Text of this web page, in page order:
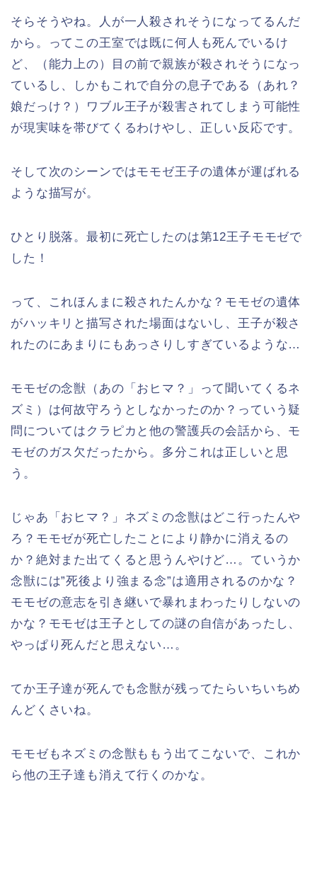
そらそうやね。人が一人殺されそうになってるんだ
から。ってこの王室では既に何人も死んでいるけ
ど、（能力上の）目の前で親族が殺されそうになっ
ているし、しかもこれで自分の息子である（あれ？
娘だっけ？）ワブル王子が殺害されてしまう可能性
が現実味を帯びてくるわけやし、正しい反応です。
そして次のシーンではモモゼ王子の遺体が運ばれる
ような描写が。
ひとり脱落。最初に死亡したのは第12王子モモゼで
した！
って、これほんまに殺されたんかな？モモゼの遺体
がハッキリと描写された場面はないし、王子が殺さ
れたのにあまりにもあっさりしすぎているような…
モモゼの念獣（あの「おヒマ？」って聞いてくるネ
ズミ）は何故守ろうとしなかったのか？っていう疑
問についてはクラピカと他の警護兵の会話から、モ
モゼのガス欠だったから。多分これは正しいと思
う。
じゃあ「おヒマ？」ネズミの念獣はどこ行ったんや
ろ？モモゼが死亡したことにより静かに消えるの
か？絶対また出てくると思うんやけど…。ていうか
念獣には”死後より強まる念”は適用されるのかな？
モモゼの意志を引き継いで暴れまわったりしないの
かな？モモゼは王子としての謎の自信があったし、
やっぱり死んだと思えない…。
てか王子達が死んでも念獣が残ってたらいちいちめ
んどくさいね。
モモゼもネズミの念獣ももう出てこないで、これか
ら他の王子達も消えて行くのかな。